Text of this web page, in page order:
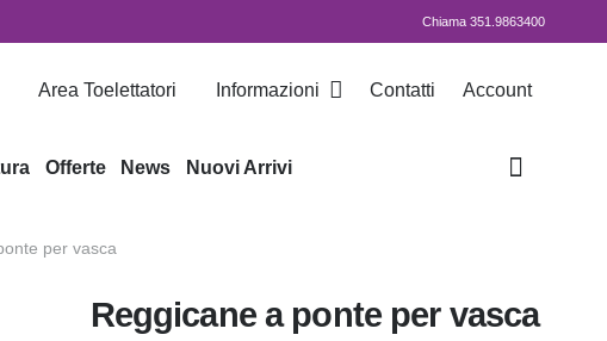
Chiama 351.9863400
Area Toelettatori Informazioni Contatti Account
Offerte News Nuovi Arrivi
per vasca
Reggicane a ponte per vasca